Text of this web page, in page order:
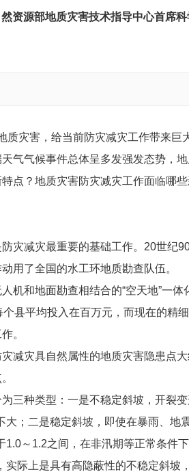
资源部地质灾害技术指导中心首席科
灾害，给当前防灾减灾工作带来
气气候事件总体呈多发强发态势，地
点？地质灾害防灾减灾工作面临哪
灾减灾最重要的基础工作。20世纪
用了全国的水工环地质勘查队伍。
机和地面勘查相结合的“空天地”一
县平均投入在百万元，而现在的精
。
减灾具自然属性的地质灾害隐患点
三种类型：一是不稳定斜坡，开裂
；二是稳定斜坡，即使在暴雨、地
～1.2之间，在非汛期等正常条件
际上是具有高隐蔽性的不稳定斜坡